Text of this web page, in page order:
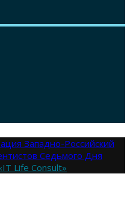
Западно-Российский
Седьмого Дня
Life Consult»